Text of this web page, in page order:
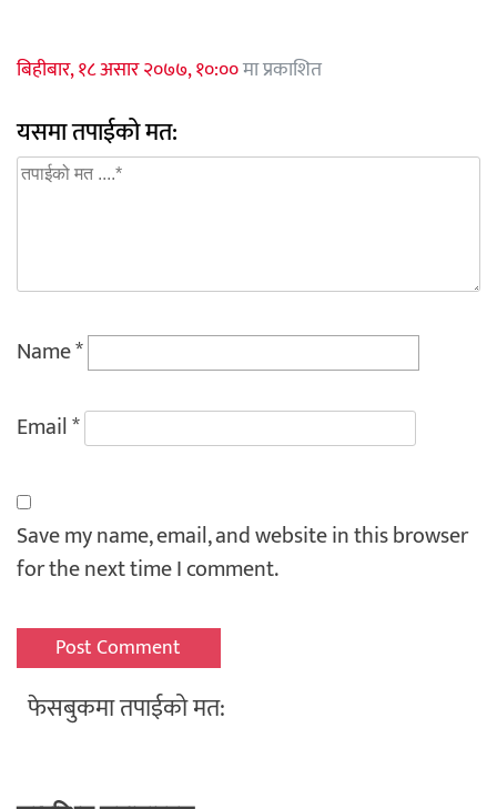
बिहीबार, १८ असार २०७७, १०:००मा प्रकाशित
यसमा तपाईको मत:
Name*
Email*
Save my name, email, and website in this browser
for the next time I comment.
फेसबुकमा तपाईको मत: